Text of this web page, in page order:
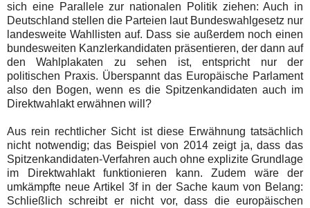
sich eine Parallele zur nationalen Politik ziehen: Auch in
Deutschland stellen die Parteien laut Bundeswahlgesetz nur
landesweite Wahllisten auf. Dass sie außerdem noch einen
bundesweiten Kanzlerkandidaten präsentieren, der dann auf
den Wahlplakaten zu sehen ist, entspricht nur der
politischen Praxis. Überspannt das Europäische Parlament
also den Bogen, wenn es die Spitzenkandidaten auch im
Direktwahlakt erwähnen will?
Aus rein rechtlicher Sicht ist diese Erwähnung tatsächlich
nicht notwendig; das Beispiel von 2014 zeigt ja, dass das
Spitzenkandidaten-Verfahren auch ohne explizite Grundlage
im Direktwahlakt funktionieren kann. Zudem wäre der
umkämpfte neue Artikel 3f in der Sache kaum von Belang:
Schließlich schreibt er nicht vor, dass die europäischen